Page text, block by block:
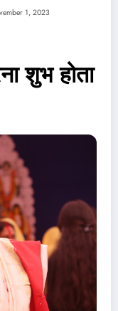
1, 2023
शुभ होता